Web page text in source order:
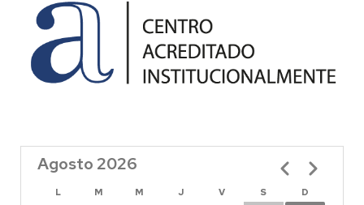
Agosto 2026
L M M J V S
D
Paginación